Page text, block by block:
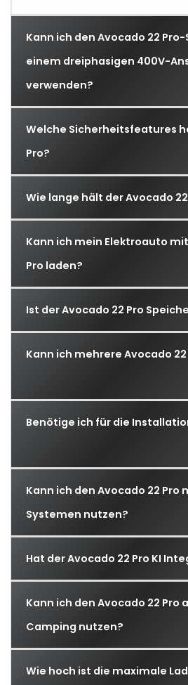
Kann ich den Avocado 22
einem dreiphasigen 400V-
verwenden?
Welche Sicherheitsfeatures
Pro?
Wie lange hält der Avocado
Kann ich mein Elektroauto
Pro laden?
Ist der Avocado 22 Pro
Kann ich mehrere Avocado
Benötige ich für die
Kann ich den Avocado 22 Pro
Systemen nutzen?
Hat der Avocado 22 Pro KI
Kann ich den Avocado 22 Pro
Camping nutzen?
Wie hoch ist die maximale